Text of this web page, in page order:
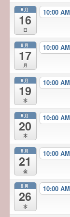
れる）10:00 AM
れる） 10:00 AM
8月
16
日
10:00 AM
8月
17
月
10:00 AM
8月
19
水
10:00 AM
8月
20
木
10:00 AM
8月
21
金
10:00 AM
8月
26
水
10:00 AM